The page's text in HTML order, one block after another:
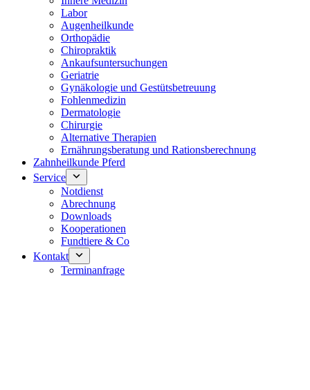
Labor
Augenheilkunde
Orthopädie
Chiropraktik
Ankaufsuntersuchungen
Geriatrie
Gynäkologie und Gestütsbetreuung
Fohlenmedizin
Dermatologie
Chirurgie
Alternative Therapien
Ernährungsberatung und Rationsberechnung
Zahnheilkunde Pferd
Service
Notdienst
Abrechnung
Downloads
Kooperationen
Fundtiere & Co
Kontakt
Terminanfrage